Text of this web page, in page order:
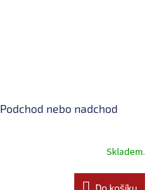
nebo nadchod
Skladem.
Do košíku